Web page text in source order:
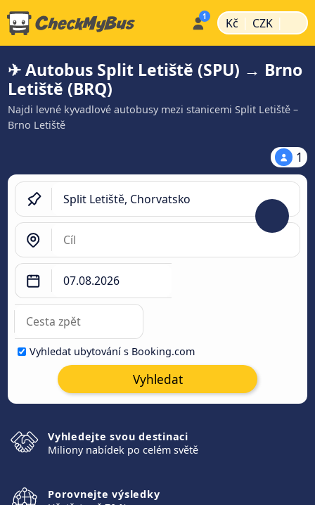
Kč | CZK |
✈ Autobus Split Letiště (SPU) → Brno
Letiště (BRQ)
Najdi levné kyvadlové autobusy mezi stanicemi Split Letiště –
Brno Letiště
1
Vyhledat ubytování s Booking.com
Vyhledat
Vyhledejte svou destinaci
Miliony nabídek po celém světě
Porovnejte výsledky